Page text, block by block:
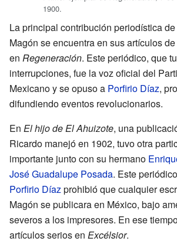
1900.
La principal contribución periodística
Magón se encuentra en sus artículos
en Regeneración. Este periódico, que
interrupciones, fue la voz oficial del
Mexicano y se opuso a Porfirio Díaz,
difundiendo eventos revolucionarios.
En El hijo de El Ahuizote, una
Ricardo manejó en 1902, tuvo otra
importante junto con su hermano
José Guadalupe Posada. Este
Porfirio Díaz prohibió que cualquier
Magón se publicara en México, bajo
severos a los impresores. En ese
artículos serios en Excélsior.